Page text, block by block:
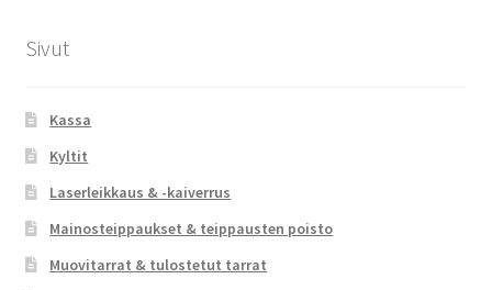
Sivut
Kassa
Kyltit
Laserleikkaus & -kaiverrus
Mainosteippaukset & teippausten poisto
Muovitarrat & tulostetut tarrat